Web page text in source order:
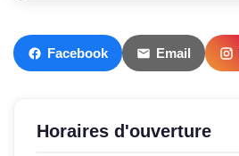
Facebook Email
Horaires d'ouverture